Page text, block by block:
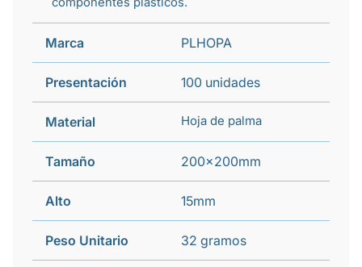
Marca PLHOPA
Presentación 100 unidades
Material Hoja de palma
Tamaño 200x200mm
Alto 15mm
Peso Unitario 32 gramos